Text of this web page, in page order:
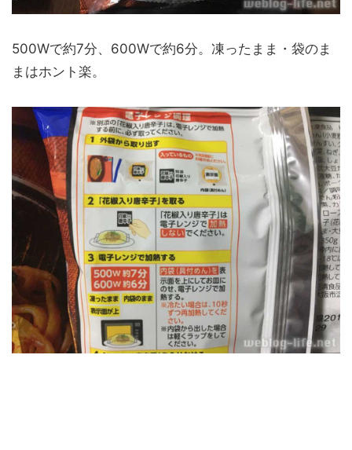
500Wで約7分、600Wで約6分。凍ったまま・袋のま
まはホント楽。